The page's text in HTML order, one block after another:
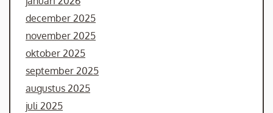
december 2025
november 2025
oktober 2025
september 2025
augustus 2025
juli 2025